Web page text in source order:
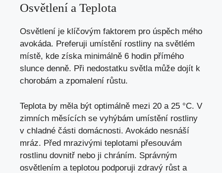
Osvětlení a Teplota
Osvětlení je klíčovým faktorem pro úspěch mého
avokáda. Preferuji umístění rostliny na světlém
místě, kde získa minimálně 6 hodin přímého
slunce denně. Při nedostatku světla může dojít k
chorobám a zpomalení růstu.
Teplota by měla být optimálně mezi 20 a 25 °C. V
zimních měsících se vyhýbám umístění rostliny
v chladné části domácnosti. Avokádo nesnáší
mráz. Před mrazivými teplotami přesouvám
rostlinu dovnitř nebo ji chráním. Správným
osvětlením a teplotou podporuji zdravý růst a